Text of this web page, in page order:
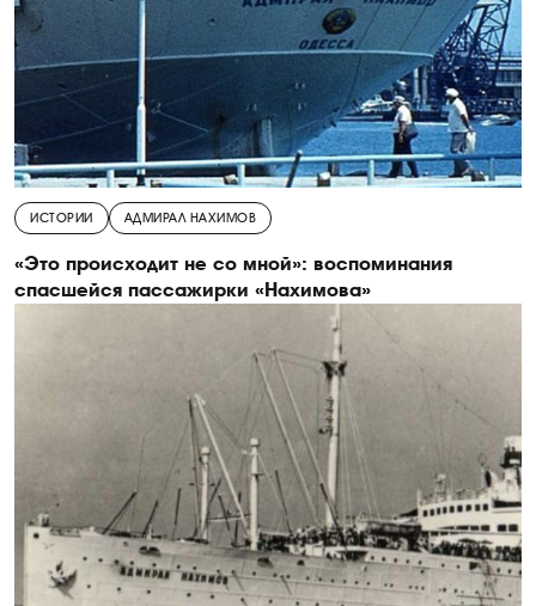
ИСТОРИИ АДМИРАЛ НАХИМОВ
«Это происходит не со мной»: воспоминания
спасшейся пассажирки «Нахимова»